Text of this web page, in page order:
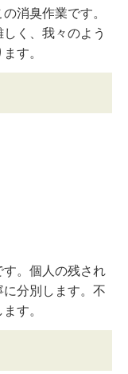
消臭作業です。
く、我々のよう
す。
。個人の残され
分別します。不
す。